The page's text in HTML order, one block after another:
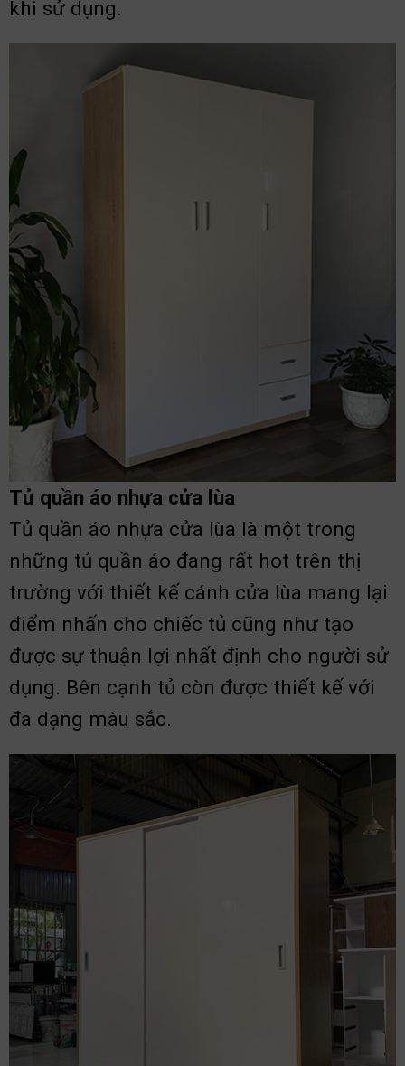
khi sử dụng.
Tủ quần áo nhựa cửa lùa
Tủ quần áo nhựa cửa lùa là một trong
những tủ quần áo đang rất hot trên thị
trường với thiết kế cánh cửa lùa mang lại
điểm nhấn cho chiếc tủ cũng như tạo
được sự thuận lợi nhất định cho người sử
dụng. Bên cạnh tủ còn được thiết kế với
đa dạng màu sắc.